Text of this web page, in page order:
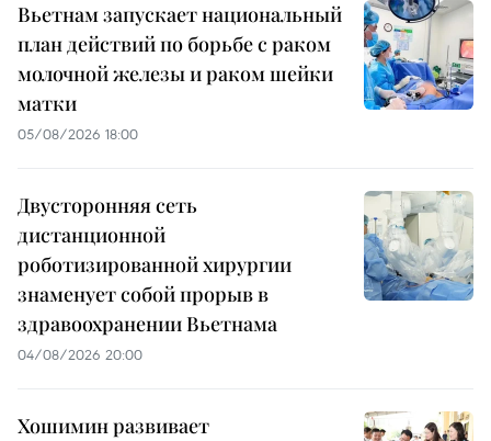
Вьетнам запускает национальный
план действий по борьбе с раком
молочной железы и раком шейки
матки
05/08/2026 18:00
Двусторонняя сеть
дистанционной
роботизированной хирургии
знаменует собой прорыв в
здравоохранении Вьетнама
04/08/2026 20:00
Хошимин развивает